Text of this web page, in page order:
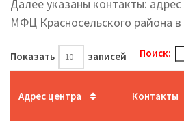
Далее указаны контакты:
МФЦ Красносельского района
Показать записей Поиск:
Адрес центра Контакты